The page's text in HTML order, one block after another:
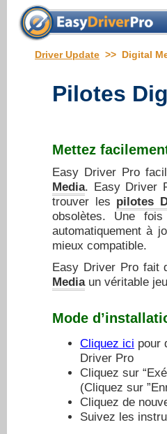
Driver Update >> Digital
Pilotes
Mettez
Easy Driver Pro
Media. Easy Driver
trouver les pilotes
obsolètes. Une
automatiquement à
mieux compatible.
Easy Driver Pro fait
Mediaun véritable jeu
Mode
Cliquez ici pour
Driver Pro
Cliquez sur
(Cliquez sur
Cliquez de
Suivez les